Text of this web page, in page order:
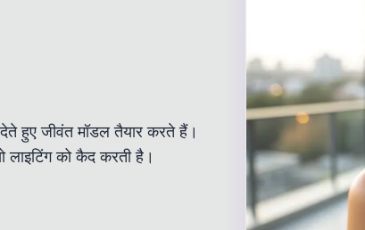
देते हुए जीवंत मॉडल तैयार करते हैं।
लाइटिंग को कैद करती है।